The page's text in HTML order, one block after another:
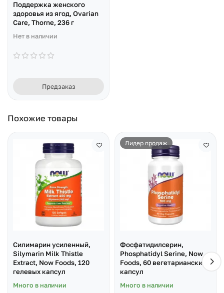
Поддержка женского
здоровья из ягод, Ovarian
Care, Thorne, 236 г
Нет в наличии
Предзаказ
Похожие товары
Силимарин усиленный,
Silymarin Milk Thistle
Extract, Now Foods, 120
гелевых капсул
Много в наличии
Лидер продаж
Фосфатидилсерин,
Phosphatidyl Serine, Now
Foods, 60 вегетарианских
капсул
Много в наличии